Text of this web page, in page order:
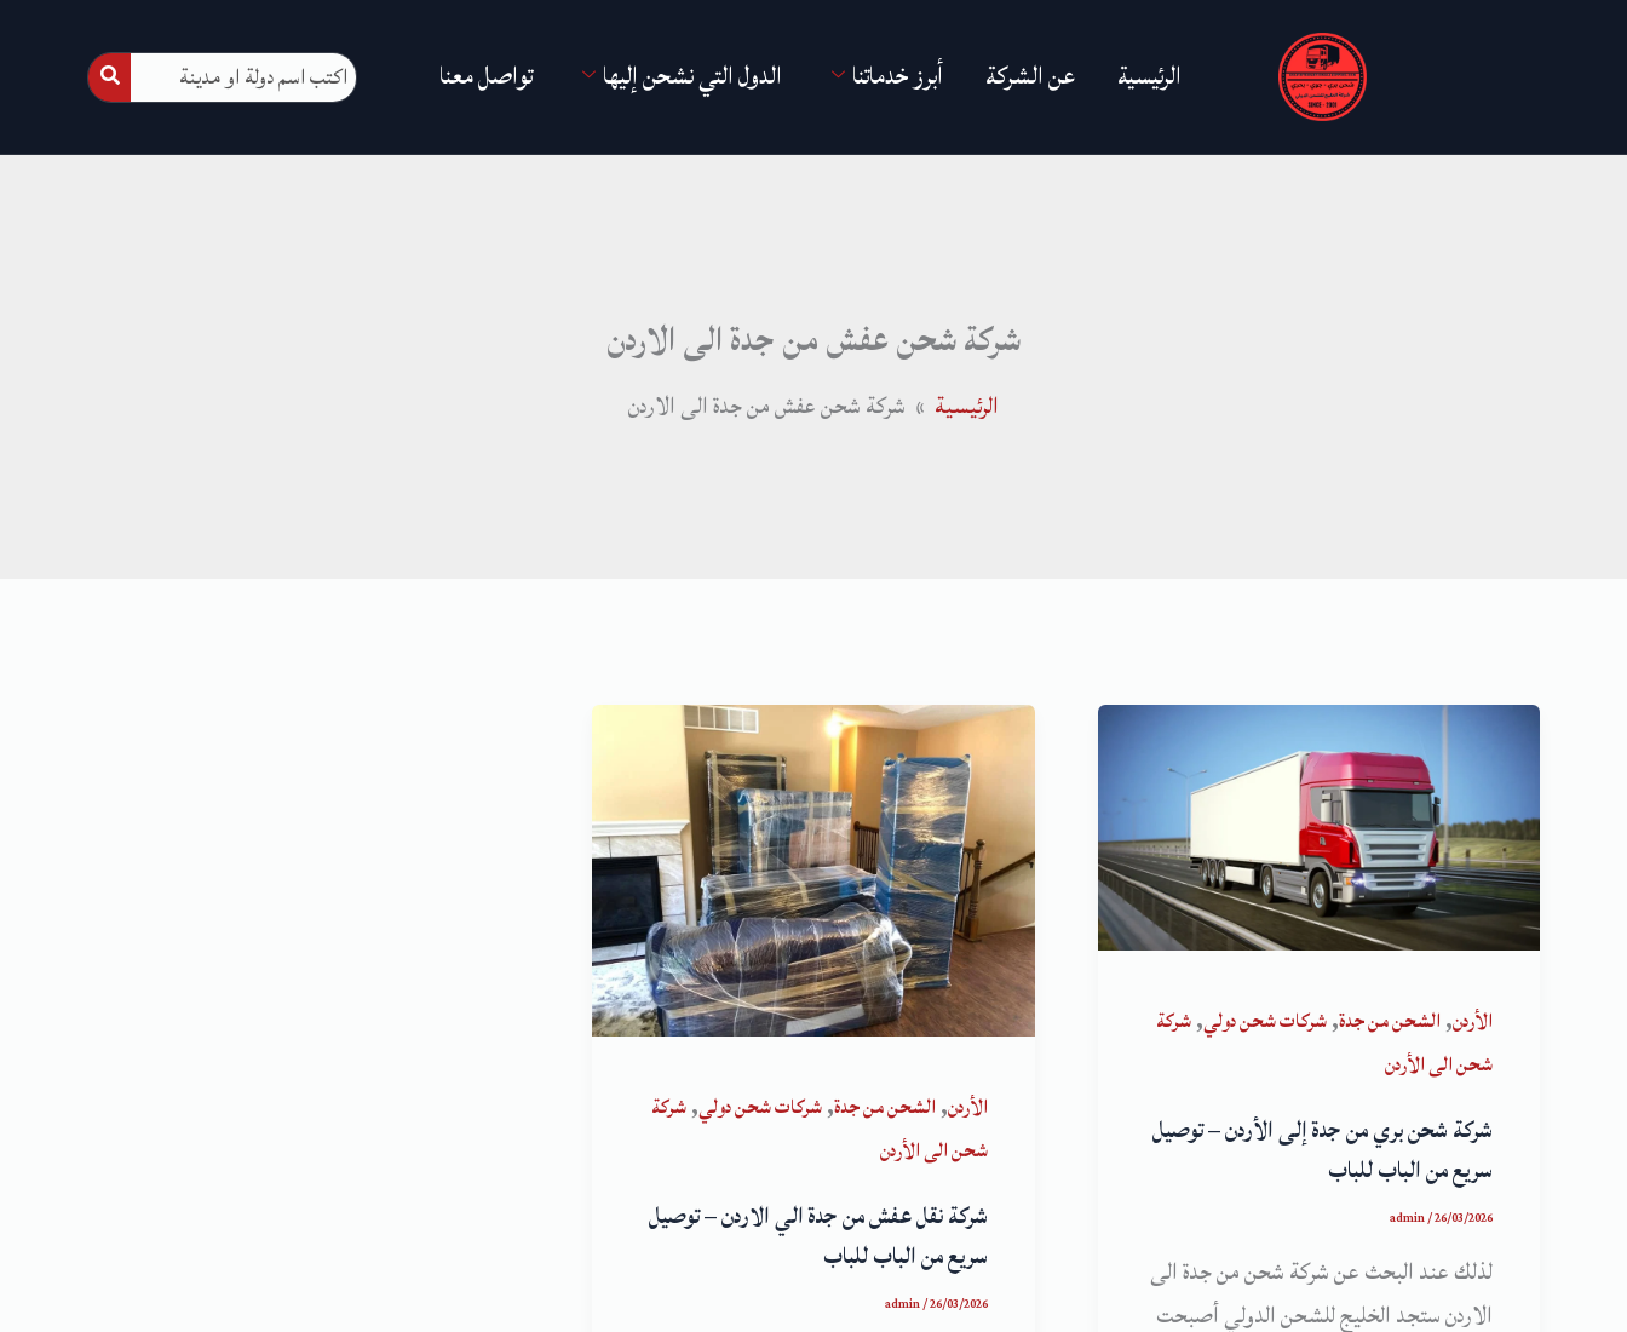
الرئيسية عن الشركة أبرز خدماتنا الدول التي نشحن إليها تواصل معنا
شركة شحن عفش من جدة الى الاردن
الرئيسية شركة شحن عفش من جدة الى الاردن
الأردن,الشحن من جدة,شركات شحن دولي,شركة
شحن الى الأردن
شركة شحن بري من جدة إلى الأردن – توصيل
سريع من الباب للباب
admin/26/03/2026
لذلك عند البحث عن شركة شحن من جدة الى
الاردن ستجد الخليج للشحن الدولي أصبحت
الأردن,الشحن من جدة,شركات شحن دولي,شركة
شحن الى الأردن
شركة نقل عفش من جدة الي الاردن – توصيل
سريع من الباب للباب
admin/26/03/2026